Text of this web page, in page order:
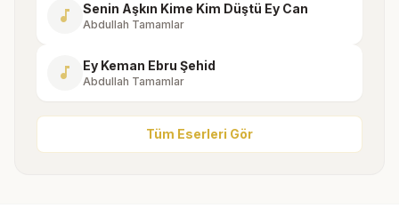
music_note Senin Aşkın Kime Kim Düştü Ey Can
Abdullah Tamamlar
music_note Ey Keman Ebru Şehid
Abdullah Tamamlar
Tüm Eserleri Gör